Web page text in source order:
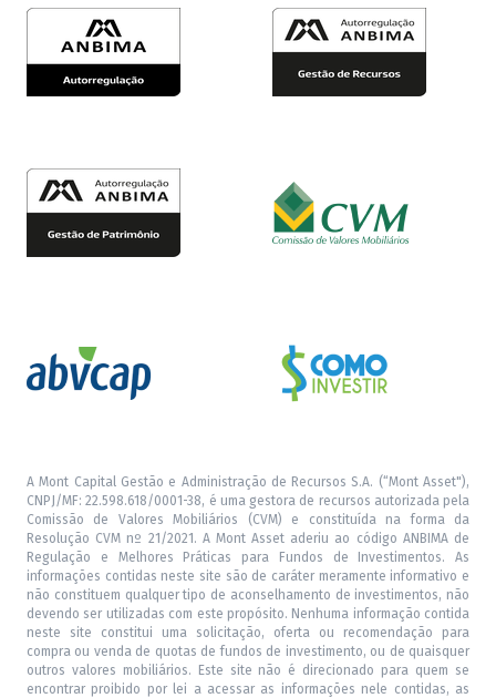
A Mont Capital Gestão e Administração de Recursos S.A. (“Mont Asset"),
CNPJ/MF: 22.598.618/0001-38, é uma gestora de recursos autorizada pela
Comissão de Valores Mobiliários (CVM) e constituída na forma da
Resolução CVM nº 21/2021. A Mont Asset aderiu ao código ANBIMA de
Regulação e Melhores Práticas para Fundos de Investimentos. As
informações contidas neste site são de caráter meramente informativo e
não constituem qualquer tipo de aconselhamento de investimentos, não
devendo ser utilizadas com este propósito. Nenhuma informação contida
neste site constitui uma solicitação, oferta ou recomendação para
compra ou venda de quotas de fundos de investimento, ou de quaisquer
outros valores mobiliários. Este site não é direcionado para quem se
encontrar proibido por lei a acessar as informações nele contidas, as